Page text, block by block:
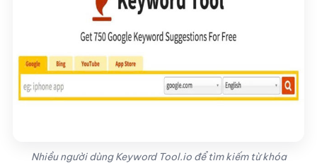
Nhiều người dùng Keyword Tool.io để tìm kiếm từ khóa